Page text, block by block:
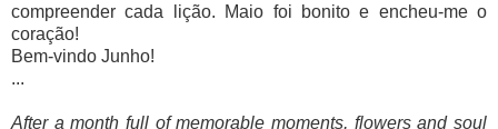
compreender cada lição. Maio foi bonito e encheu-me o
coração!
Bem-vindo Junho!
...
After a month full of memorable moments, flowers and soul